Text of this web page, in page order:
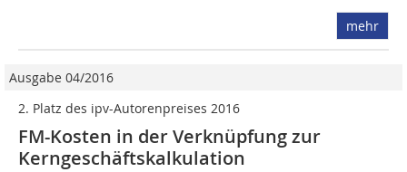
mehr
Ausgabe 04/2016
2. Platz des ipv-Autorenpreises 2016
FM-Kosten in der Ver­knüpfung zur
Kerngeschäftskalkulation